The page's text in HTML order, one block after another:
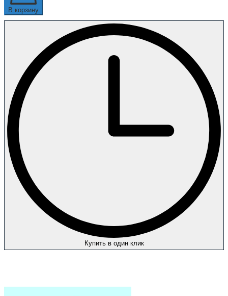
В корзину
Купить в один клик